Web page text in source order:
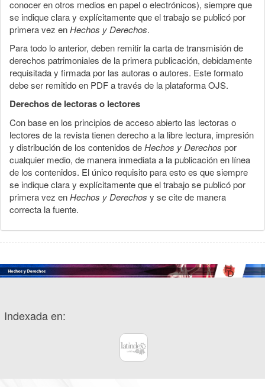
conocer en otros medios en papel o electrónicos), siempre que
se indique clara y explícitamente que el trabajo se publicó por
primera vez enHechos y Derechos.
Para todo lo anterior, deben remitir la carta de transmisión de
derechos patrimoniales de la primera publicación, debidamente
requisitada y firmada por las autoras o autores. Este formato
debe ser remitido en PDF a través de la plataforma OJS.
Derechos de lectoras o lectores
Con base en los principios de acceso abierto las lectoras o
lectores de la revista tienen derecho a la libre lectura, impresión
y distribución de los contenidos deHechos y Derechos por
cualquier medio, de manera inmediata a la publicación en línea
de los contenidos. El único requisito para esto es que siempre
se indique clara y explícitamente que el trabajo se publicó por
primera vez enHechos y Derechos y se cite de manera
correcta la fuente.
Indexada en: